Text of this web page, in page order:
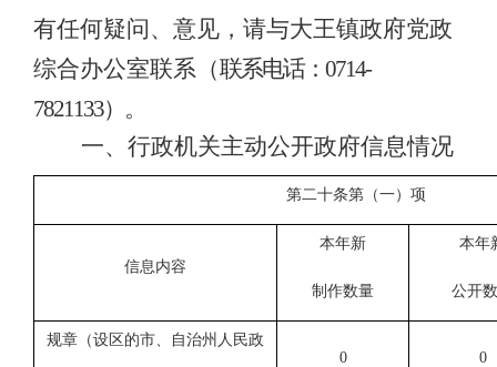
有任何疑问、意见，请与大王镇政府党政
综合办公室联系（联系电话： 0714-
7821133） 。
一、行政机关主动公开政府信息情况
第二十条第（一）项
信息内容
本年新
制作数量
本年
公开
规章 （设区的市、自治州人民政
0 0